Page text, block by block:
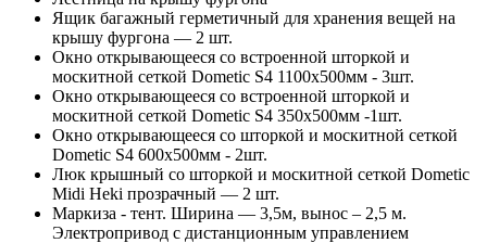
Ящик багажный герметичный для хранения вещей на
крышу фургона — 2 шт.
Окно открывающееся со встроенной шторкой и
москитной сеткой Dometic S4 1100x500мм - 3шт.
Окно открывающееся со встроенной шторкой и
москитной сеткой Dometic S4 350x500мм -1шт.
Окно открывающееся со шторкой и москитной сеткой
Dometic S4 600x500мм - 2шт.
Люк крышный со шторкой и москитной сеткой Dometic
Midi Heki прозрачный — 2 шт.
Маркиза - тент. Ширина — 3,5м, вынос – 2,5 м.
Электропривод с дистанционным управлением